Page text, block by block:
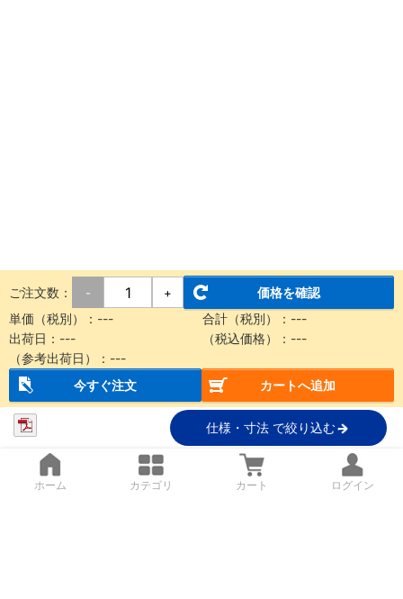
ご注文数： - +
価格を確認
単価（税別）： --- 合計（税別）： ---
出荷日： --- （税込価格）： ---
（参考出荷日）： ---
今すぐ注文
カートへ追加
仕様・寸法 で絞り込む
ホーム カテゴリ カート ログイン